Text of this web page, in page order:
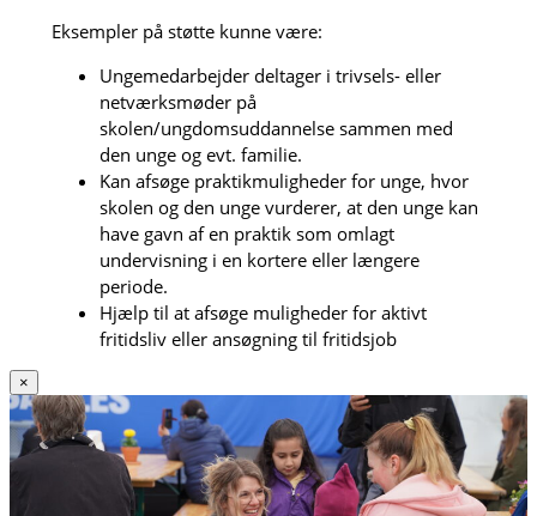
Eksempler på støtte kunne være:
Ungemedarbejder deltager i trivsels- eller
netværksmøder på
skolen/ungdomsuddannelse sammen med
den unge og evt. familie.
Kan afsøge praktikmuligheder for unge, hvor
skolen og den unge vurderer, at den unge kan
have gavn af en praktik som omlagt
undervisning i en kortere eller længere
periode.
Hjælp til at afsøge muligheder for aktivt
fritidsliv eller ansøgning til fritidsjob
×